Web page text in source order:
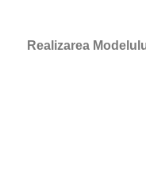
Realizarea